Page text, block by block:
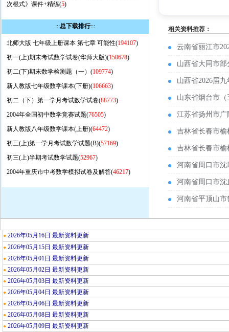
次根式》课件+精练(5)
:::总下载排行:::
北师大版 七年级上册课本 第七章 可能性(194107)
初一(上)期末考试数学试卷(华师大版)(150678)
初二(下)期末数学检测题（一）(109774)
新人教版七年级数学课本(下册)(106663)
初二（下）第一学月考试数学试卷(88773)
2004年全国初中数学竞赛试题(76505)
新人教版八年级数学课本(上册)(64472)
初三(上)第一学月考试数学试题(B)(57169)
初三(上)半期考试数学试题(52967)
2004年重庆市中考数学模拟试卷及解答(46217)
相关资料推荐：
云南省丽江市
山西省大同市
山西省2026届
山东省烟台市
江苏省扬州市广
吉林省长春市榆
吉林省长春市榆
河南省周口市沈
河南省周口市沈
河南省平顶山市
● 2026年05月16日 最新资料更新
● 2026年05月15日 最新资料更新
● 2026年05月01日 最新资料更新
● 2026年05月02日 最新资料更新
● 2026年05月03日 最新资料更新
● 2026年05月04日 最新资料更新
● 2026年05月06日 最新资料更新
● 2026年05月08日 最新资料更新
● 2026年05月09日 最新资料更新